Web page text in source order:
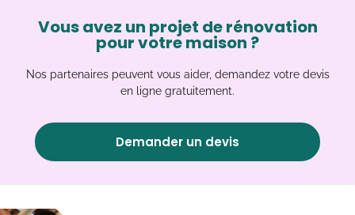
Vous avez un projet de rénovation
pour votre maison ?
Nos partenaires peuvent vous aider, demandez votre devis
en ligne gratuitement.
Demander un devis